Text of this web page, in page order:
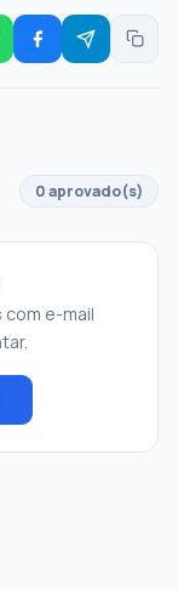
0 aprovado(s)
e-mail